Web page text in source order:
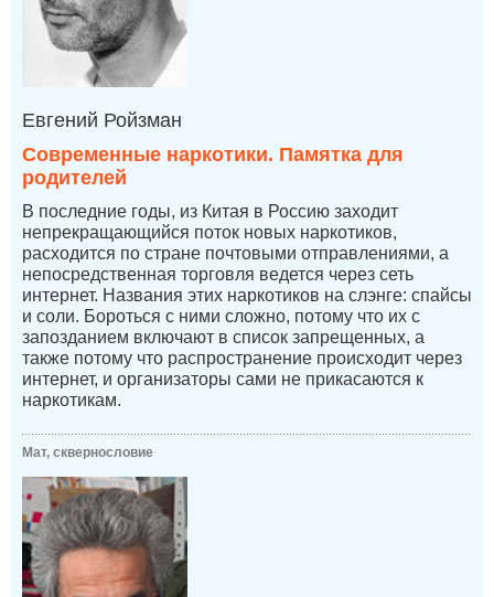
Евгений Ройзман
Современные наркотики. Памятка для
родителей
В последние годы, из Китая в Россию заходит
непрекращающийся поток новых наркотиков,
расходится по стране почтовыми отправлениями, а
непосредственная торговля ведется через сеть
интернет. Названия этих наркотиков на слэнге: спайсы
и соли. Бороться с ними сложно, потому что их с
запозданием включают в список запрещенных, а
также потому что распространение происходит через
интернет, и организаторы сами не прикасаются к
наркотикам.
Мат, сквернословие